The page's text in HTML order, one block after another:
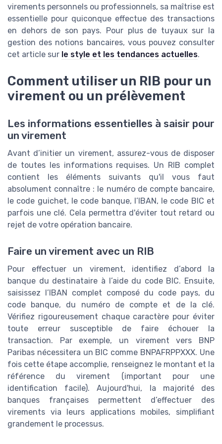
virements personnels ou professionnels, sa maîtrise est
essentielle pour quiconque effectue des transactions
en dehors de son pays. Pour plus de tuyaux sur la
gestion des notions bancaires, vous pouvez consulter
cet article sur le style et les tendances actuelles.
Comment utiliser un RIB pour un
virement ou un prélèvement
Les informations essentielles à saisir pour
un virement
Avant d’initier un virement, assurez-vous de disposer
de toutes les informations requises. Un RIB complet
contient les éléments suivants qu'il vous faut
absolument connaître : le numéro de compte bancaire,
le code guichet, le code banque, l’IBAN, le code BIC et
parfois une clé. Cela permettra d'éviter tout retard ou
rejet de votre opération bancaire.
Faire un virement avec un RIB
Pour effectuer un virement, identifiez d’abord la
banque du destinataire à l’aide du code BIC. Ensuite,
saisissez l’IBAN complet composé du code pays, du
code banque, du numéro de compte et de la clé.
Vérifiez rigoureusement chaque caractère pour éviter
toute erreur susceptible de faire échouer la
transaction. Par exemple, un virement vers BNP
Paribas nécessitera un BIC comme BNPAFRPPXXX. Une
fois cette étape accomplie, renseignez le montant et la
référence du virement (important pour une
identification facile). Aujourd'hui, la majorité des
banques françaises permettent d’effectuer des
virements via leurs applications mobiles, simplifiant
grandement le processus.